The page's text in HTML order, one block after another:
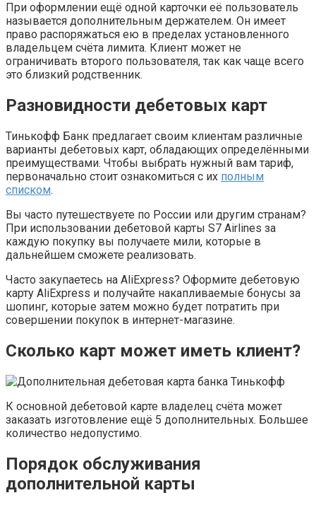
При оформлении ещё одной карточки её пользователь
называется дополнительным держателем. Он имеет
право распоряжаться ею в пределах установленного
владельцем счёта лимита. Клиент может не
ограничивать второго пользователя, так как чаще всего
это близкий родственник.
Разновидности дебетовых карт
Тинькофф Банк предлагает своим клиентам различные
варианты дебетовых карт, обладающих определёнными
преимуществами. Чтобы выбрать нужный вам тариф,
первоначально стоит ознакомиться с их полным
списком.
Вы часто путешествуете по России или другим странам?
При использовании дебетовой карты S7 Airlines за
каждую покупку вы получаете мили, которые в
дальнейшем сможете реализовать.
Часто закупаетесь на AliExpress? Оформите дебетовую
карту AliExpress и получайте накапливаемые бонусы за
шопинг, которые затем можно будет потратить при
совершении покупок в интернет-магазине.
Сколько карт может иметь клиент?
К основной дебетовой карте владелец счёта может
заказать изготовление ещё 5 дополнительных. Большее
количество недопустимо.
Порядок обслуживания
дополнительной карты